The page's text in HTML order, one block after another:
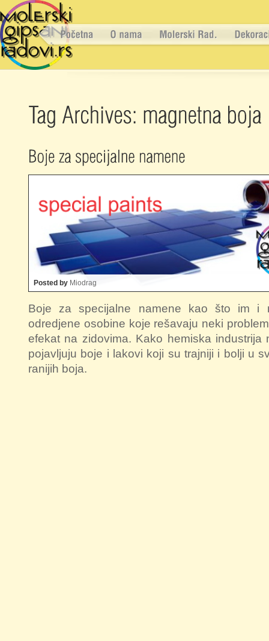
Posted by Miodrag
Boje za specijalne namene kao što im i
odredjene osobine koje rešavaju neki
efekat na zidovima. Kako hemiska industrija
pojavljuju boje i lakovi koji su trajniji i bolji u
ranijih boja.